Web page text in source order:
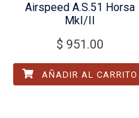
Airspeed A.S.51 Horsa
MkI/II
$ 951.00
AÑADIR AL CARRITO